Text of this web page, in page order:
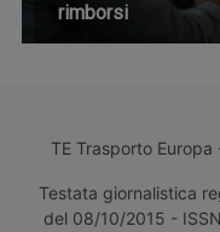
rimborsi
TE Trasporto
Testata giornalistica
del 08/10/2015 -